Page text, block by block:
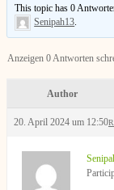
This topic has 0
Senipah13.
Anzeigen 0 Antworten
Author
20. April 2024 um 12:50